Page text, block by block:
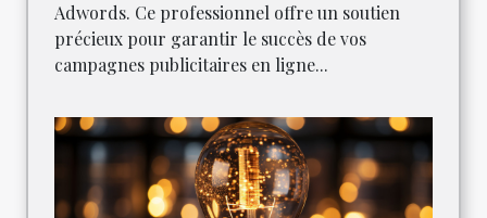
Adwords. Ce professionnel offre un soutien
précieux pour garantir le succès de vos
campagnes publicitaires en ligne...